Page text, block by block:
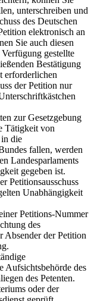
unterschreiben und
des Deutschen
elektronisch an
Sie auch diesen
gestellte
Bestätigung
erforderlichen
der Petition nur
zur Gesetzgebung
Tätigkeit von
die
fallen, werden
Landesparlaments
gegeben ist.
Petitionsausschuss
Unabhängigkeit
Petitions-Nummer
des
Absender der Petition
Aufsichtsbehörde des
des Petenten.
oder der